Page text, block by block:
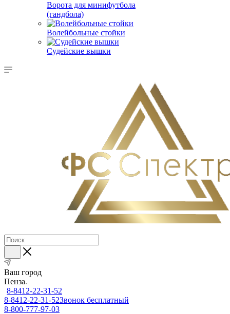
Ворота для минифутбола
(гандбола)
Волейбольные стойки
Судейские вышки
Ваш город
Пенза
8-8412-22-31-52
8-8412-22-31-52Звонок бесплатный
8-800-777-97-03